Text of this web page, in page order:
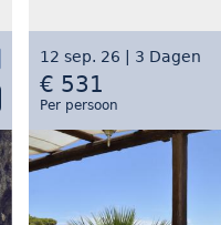
12 sep. 26 | 3 Dagen
€ 531
Per persoon